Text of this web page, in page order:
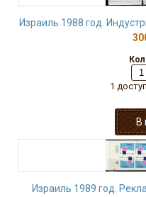
Израиль 1988 год.
1
Израиль 1989 год.